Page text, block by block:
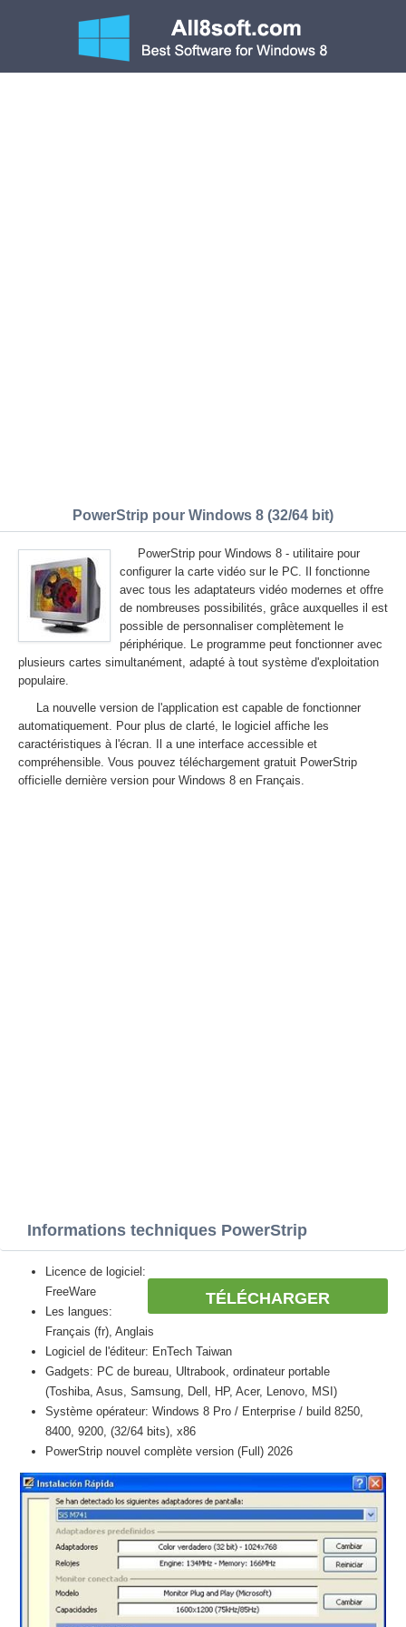
PowerStrip pour Windows 8 (32/64 bit)
PowerStrip pour Windows 8 - utilitaire pour
configurer la carte vidéo sur le PC. Il fonctionne
avec tous les adaptateurs vidéo modernes et offre
de nombreuses possibilités, grâce auxquelles il est
possible de personnaliser complètement le
périphérique. Le programme peut fonctionner avec
plusieurs cartes simultanément, adapté à tout système d'exploitation
populaire.
La nouvelle version de l'application est capable de fonctionner
automatiquement. Pour plus de clarté, le logiciel affiche les
caractéristiques à l'écran. Il a une interface accessible et
compréhensible. Vous pouvez téléchargement gratuit PowerStrip
officielle dernière version pour Windows 8 en Français.
Informations techniques PowerStrip
TÉLÉCHARGER
Licence de logiciel:
FreeWare
Les langues:
Français (fr), Anglais
Logiciel de l'éditeur: EnTech Taiwan
Gadgets: PC de bureau, Ultrabook, ordinateur portable
(Toshiba, Asus, Samsung, Dell, HP, Acer, Lenovo, MSI)
Système opérateur: Windows 8 Pro / Enterprise / build 8250,
8400, 9200, (32/64 bits), x86
PowerStrip nouvel complète version (Full) 2026